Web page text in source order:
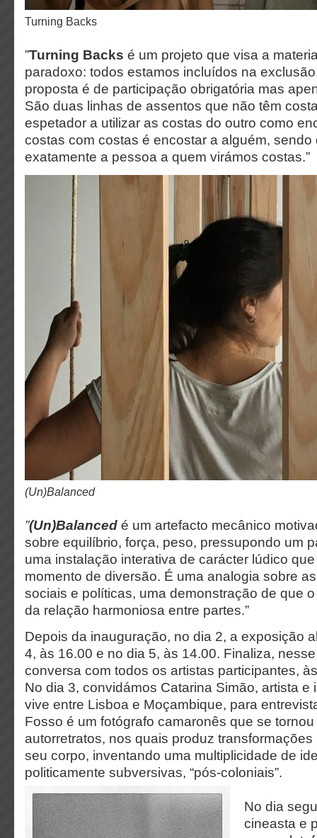
Turning Backs
”Turning Backs é um projeto que visa a
paradoxo: todos estamos incluídos na
proposta é de participação obrigatória mas
São duas linhas de assentos que não têm
espetador a utilizar as costas do outro como
costas com costas é encostar a alguém,
exatamente a pessoa a quem virámos costas.”
(Un)Balanced
”(Un)Balanced é um artefacto mecânico
sobre equilíbrio, força, peso, pressupondo um
uma instalação interativa de carácter lúdico
momento de diversão. É uma analogia sobre
sociais e políticas, uma demonstração de que
da relação harmoniosa entre partes.”
Depois da inauguração, no dia 2, a exposição
4, às 16.00 e no dia 5, às 14.00. Finaliza,
conversa com todos os artistas participantes,
No dia 3, convidámos Catarina Simão, artista e
vive entre Lisboa e Moçambique, para
Fosso é um fotógrafo camaronês que se
autorretratos, nos quais produz
seu corpo, inventando uma multiplicidade de
politicamente subversivas, “pós-coloniais”.
No dia
cineasta e